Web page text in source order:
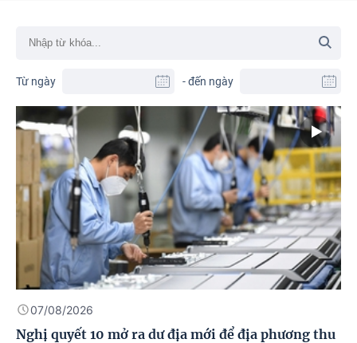
Từ ngày - đến ngày
07/08/2026
Nghị quyết 10 mở ra dư địa mới để địa phương thu